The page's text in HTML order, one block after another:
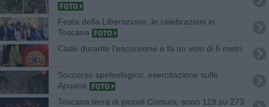
Festa della Liberazione, le celebrazioni in
Toscana
Cade durante l'escursione e fa un volo di 6 metri
Soccorso speleologico, esercitazione sulle
Apuane
Toscana terra di piccoli Comuni, sono 119 su 273